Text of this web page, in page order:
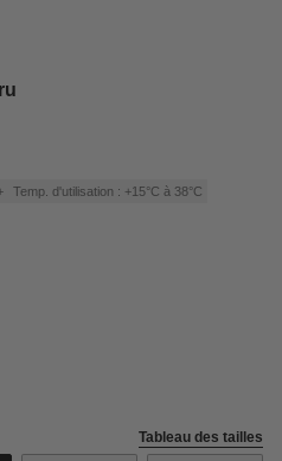
Temp. d'utilisation : +15°C à 38°C
Tableau des tailles